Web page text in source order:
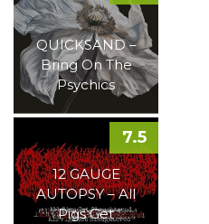
QUICKSAND –
Bring On The
Psychics
12 GAUGE
AUTOPSY – All
Pigs Get
7.5